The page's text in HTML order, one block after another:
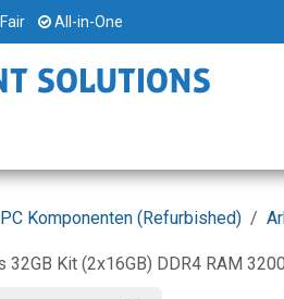
Fair All-in-One
PC Komponenten (Refurbished)
32GB Kit (2x16GB) DDR4 RAM